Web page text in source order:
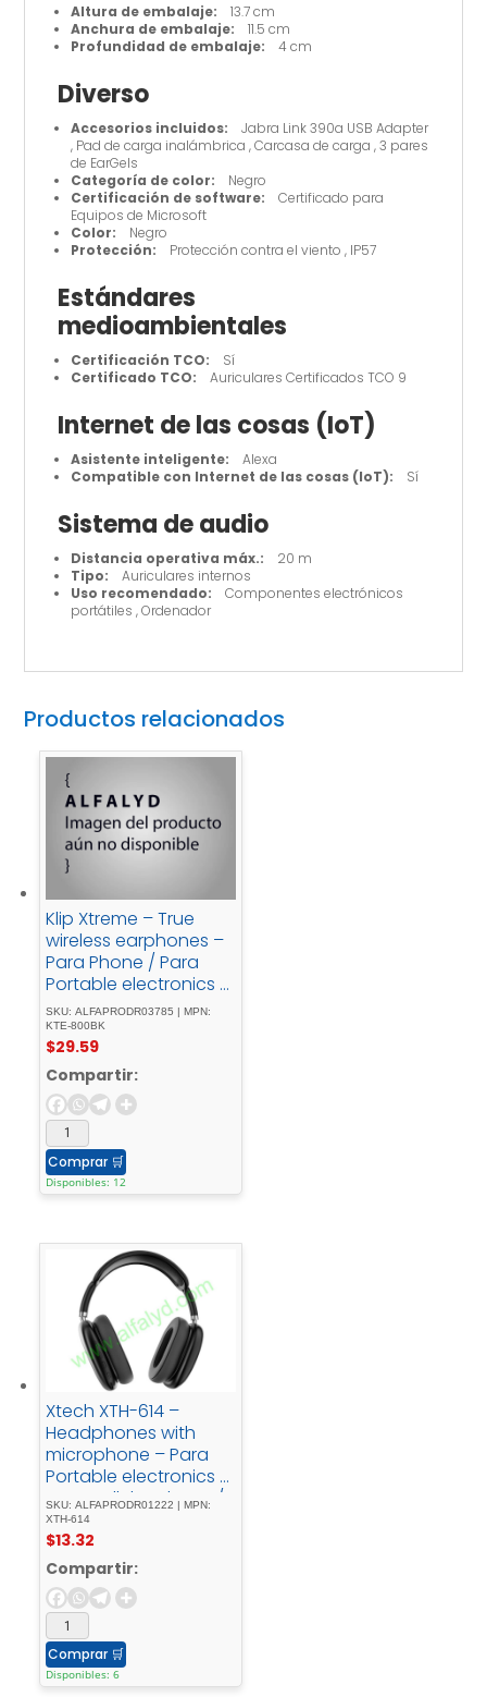
Altura de embalaje: 13.7 cm
Anchura de embalaje: 11.5 cm
Profundidad de embalaje: 4 cm
Diverso
Accesorios incluidos: Jabra Link 390a USB Adapter
, Pad de carga inalámbrica , Carcasa de carga , 3 pares
de EarGels
Categoría de color: Negro
Certificación de software: Certificado para
Equipos de Microsoft
Color: Negro
Protección: Protección contra el viento , IP57
Estándares
medioambientales
Certificación TCO: Sí
Certificado TCO: Auriculares Certificados TCO 9
Internet de las cosas (IoT)
Asistente inteligente: Alexa
Compatible con Internet de las cosas (IoT): Sí
Sistema de audio
Distancia operativa máx.: 20 m
Tipo: Auriculares internos
Uso recomendado: Componentes electrónicos
portátiles , Ordenador
Productos relacionados
Klip Xtreme – True
wireless earphones –
Para Phone / Para
Portable electronics /
Para Tablet -
Wireless15Hrs - Display
- Black
SKU: ALFAPRODR03785 | MPN:
KTE-800BK
$29.59
Compartir:
Comprar 🛒
Disponibles: 12
Xtech XTH-614 –
Headphones with
microphone – Para
Portable electronics /
Para Cellular phone /
Para Home audio -
WirelessAurax
SKU: ALFAPRODR01222 | MPN:
XTH-614
$13.32
Compartir:
Comprar 🛒
Disponibles: 6